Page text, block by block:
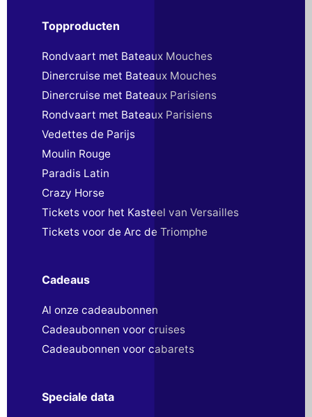
Topproducten
Rondvaart met Bateaux Mouches
Dinercruise met Bateaux Mouches
Dinercruise met Bateaux Parisiens
Rondvaart met Bateaux Parisiens
Vedettes de Parijs
Moulin Rouge
Paradis Latin
Crazy Horse
Tickets voor het Kasteel van Versailles
Tickets voor de Arc de Triomphe
Cadeaus
Al onze cadeaubonnen
Cadeaubonnen voor cruises
Cadeaubonnen voor cabarets
Speciale data